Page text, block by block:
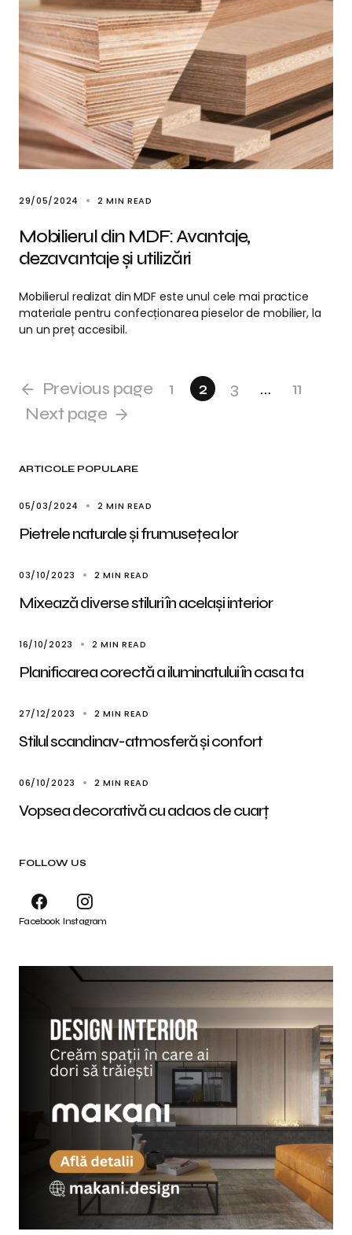
29/05/2024 2 MIN READ
Mobilierul din MDF: Avantaje,
dezavantaje și utilizări
Mobilierul realizat din MDF este unul cele mai practice
materiale pentru confecționarea pieselor de mobilier, la
un un preț accesibil.
Previous page 1 2 3 …
11
Next page
ARTICOLE POPULARE
05/03/2024 2 MIN READ
Pietrele naturale și frumusețea lor
03/10/2023 2 MIN READ
Mixează diverse stiluri în același interior
16/10/2023 2 MIN READ
Planificarea corectă a iluminatului în casa ta
27/12/2023 2 MIN READ
Stilul scandinav-atmosferă și confort
06/10/2023 2 MIN READ
Vopsea decorativă cu adaos de cuarț
FOLLOW US
Facebook Instagram